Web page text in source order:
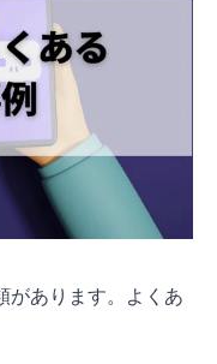
があります。よくあ